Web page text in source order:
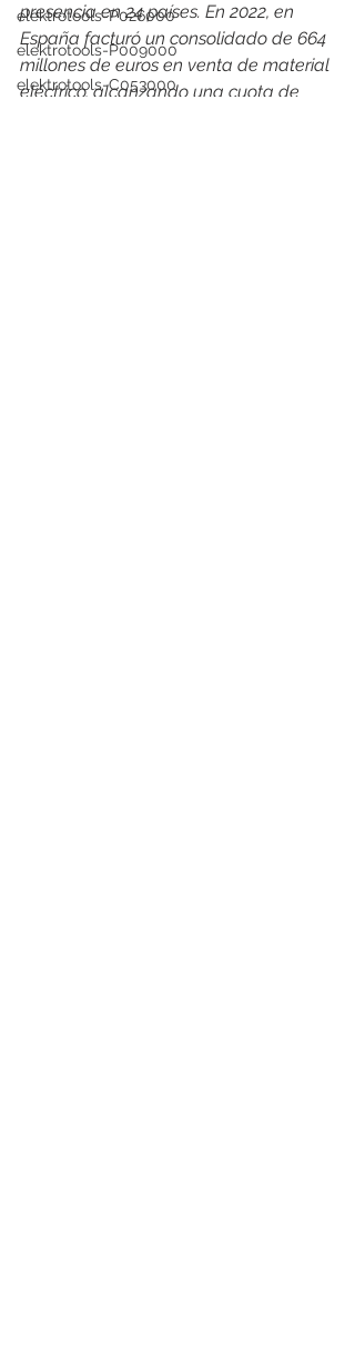
elektrotools-P026000
elektrotools-P009000
elektrotools-C053000
presencia en 24 países. En 2022, en
España facturó un consolidado de 664
millones de euros en venta de material
eléctrico, alcanzando una cuota de